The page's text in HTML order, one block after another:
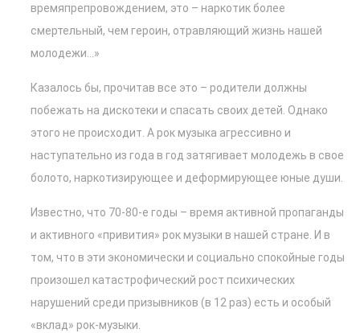
времяпрепровождением, это – наркотик более
смертельный, чем героин, отравляющий жизнь нашей
молодежи…»
Казалось бы, прочитав все это – родители должны
побежать на дискотеки и спасать своих детей. Однако
этого не происходит. А рок музыка агрессивно и
наступательно из года в год затягивает молодежь в свое
болото, наркотизирующее и деформирующее юные души.
Известно, что 70-80-е годы – время активной пропаганды
и активного «привития» рок музыки в нашей стране. И в
том, что в эти экономически и социально спокойные годы
произошел катастрофический рост психических
нарушений среди призывников (в 12 раз) есть и особый
«вклад» рок-музыки.